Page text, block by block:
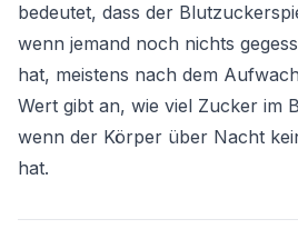
bedeutet, dass der
wenn jemand noch nichts
hat, meistens nach dem
Wert gibt an, wie viel Zucker im
wenn der Körper über Nacht
hat.